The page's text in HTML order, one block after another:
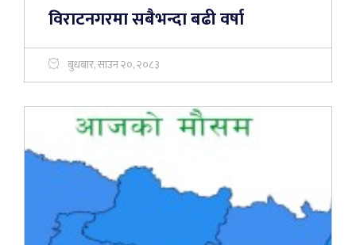
विराटनगरमा सबैभन्दा बढी वर्षा
बुधबार, साउन २०, २०८३